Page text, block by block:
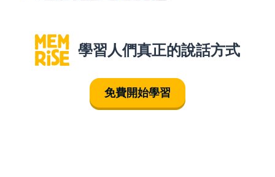
學習人們真正的說話方式
免費開始學習